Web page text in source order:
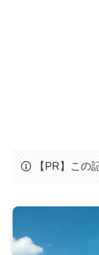
【PR】この